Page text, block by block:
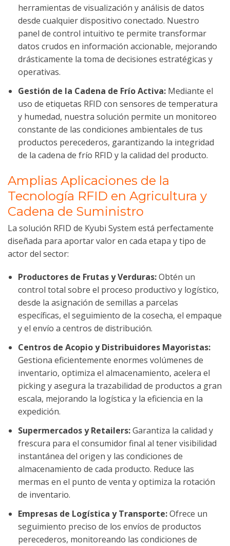
herramientas de visualización y análisis de datos
desde cualquier dispositivo conectado. Nuestro
panel de control intuitivo te permite transformar
datos crudos en información accionable, mejorando
drásticamente la toma de decisiones estratégicas y
operativas.
Gestión de la Cadena de Frío Activa: Mediante el
uso de etiquetas RFID con sensores de temperatura
y humedad, nuestra solución permite un monitoreo
constante de las condiciones ambientales de tus
productos perecederos, garantizando la integridad
de la cadena de frío RFID y la calidad del producto.
Amplias Aplicaciones de la
Tecnología RFID en Agricultura y
Cadena de Suministro
La solución RFID de Kyubi System está perfectamente
diseñada para aportar valor en cada etapa y tipo de
actor del sector:
Productores de Frutas y Verduras:Obtén un
control total sobre el proceso productivo y logístico,
desde la asignación de semillas a parcelas
específicas, el seguimiento de la cosecha, el empaque
y el envío a centros de distribución.
Centros de Acopio y Distribuidores Mayoristas:
Gestiona eficientemente enormes volúmenes de
inventario, optimiza el almacenamiento, acelera el
picking y asegura la trazabilidad de productos a gran
escala, mejorando la logística y la eficiencia en la
expedición.
Supermercados y Retailers:Garantiza la calidad y
frescura para el consumidor final al tener visibilidad
instantánea del origen y las condiciones de
almacenamiento de cada producto. Reduce las
mermas en el punto de venta y optimiza la rotación
de inventario.
Empresas de Logística y Transporte:Ofrece un
seguimiento preciso de los envíos de productos
perecederos, monitoreando las condiciones de